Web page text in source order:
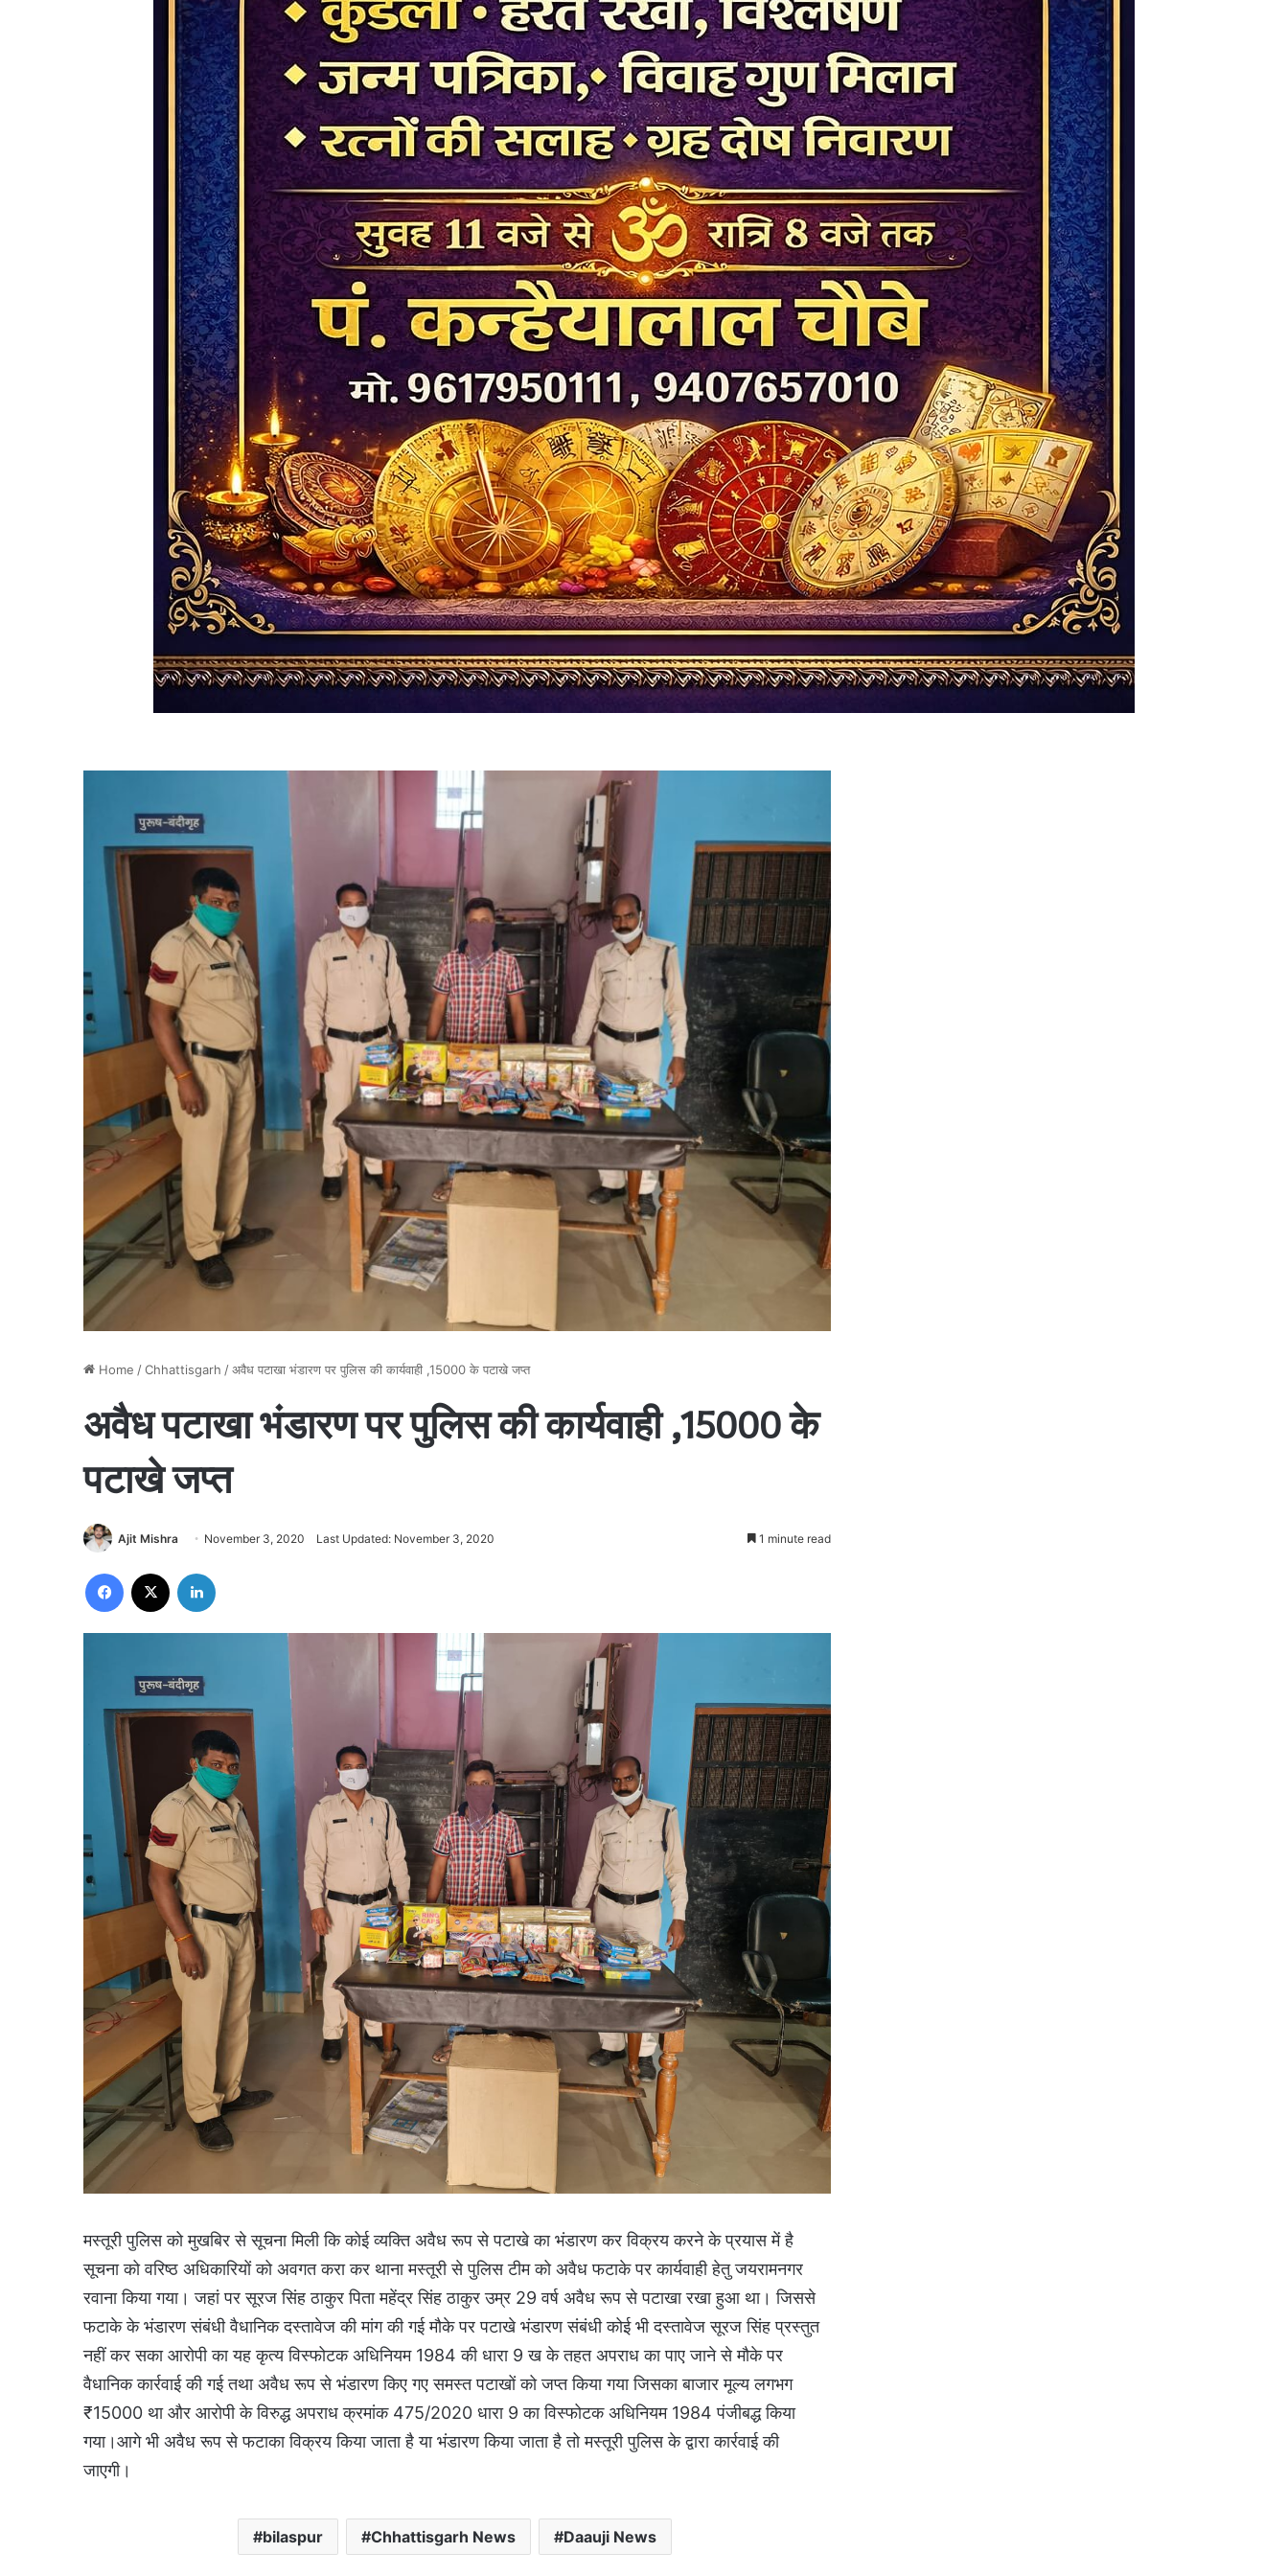
Home /Chhattisgarh /अवैध पटाखा भंडारण पर पुलिस की कार्यवाही ,15000 के पटाखे जप्त
अवैध पटाखा भंडारण पर पुलिस की कार्यवाही ,15000 के
पटाखे जप्त
Ajit Mishra November 3, 2020 Last Updated: November 3, 2020 1 minute read
Facebook
मस्तूरी पुलिस को मुखबिर से सूचना मिली कि कोई व्यक्ति अवैध रूप से पटाखे का भंडारण कर विक्रय करने के प्रयास में है
सूचना को वरिष्ठ अधिकारियों को अवगत करा कर थाना मस्तूरी से पुलिस टीम को अवैध फटाके पर कार्यवाही हेतु जयरामनगर
रवाना किया गया। जहां पर सूरज सिंह ठाकुर पिता महेंद्र सिंह ठाकुर उम्र 29 वर्ष अवैध रूप से पटाखा रखा हुआ था। जिससे
फटाके के भंडारण संबंधी वैधानिक दस्तावेज की मांग की गई मौके पर पटाखे भंडारण संबंधी कोई भी दस्तावेज सूरज सिंह प्रस्तुत
नहीं कर सका आरोपी का यह कृत्य विस्फोटक अधिनियम 1984 की धारा 9 ख के तहत अपराध का पाए जाने से मौके पर
वैधानिक कार्रवाई की गई तथा अवैध रूप से भंडारण किए गए समस्त पटाखों को जप्त किया गया जिसका बाजार मूल्य लगभग
₹15000 था और आरोपी के विरुद्ध अपराध क्रमांक 475/2020 धारा 9 का विस्फोटक अधिनियम 1984 पंजीबद्ध किया
गया।आगे भी अवैध रूप से फटाका विक्रय किया जाता है या भंडारण किया जाता है तो मस्तूरी पुलिस के द्वारा कार्रवाई की
जाएगी।
bilaspur Chhattisgarh News Daauji News